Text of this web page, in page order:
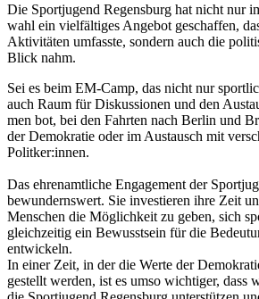
Die Sport­ju­gend Regens­burg hat nicht nur
wahl ein viel­fäl­ti­ges Ange­bot geschaf­fen,
Akti­vi­tä­ten umfasste, son­dern auch die
Blick nahm.
Sei es beim EM-Camp, das nicht nur
auch Raum für Dis­kus­sio­nen und den
men bot, bei den Fahr­ten nach Ber­lin und
der Demo­kra­tie oder im Aus­tausch mit
Politker:innen.
Das ehren­amt­li­che Enga­ge­ment der
bewun­derns­wert. Sie inves­tie­ren ihre Zeit
Men­schen die Mög­lich­keit zu geben, sich
gleich­zei­tig ein Bewusst­sein für die
ent­wi­ckeln.
In einer Zeit, in der die Werte der
gestellt wer­den, ist es umso wich­ti­ger, dass